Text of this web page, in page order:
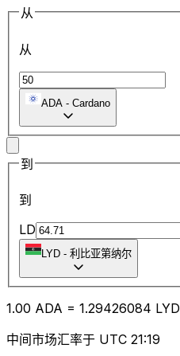
从
从
ADA - Cardano
到
到
LD
LYD - 利比亚第纳尔
1.00 ADA = 1.29426084 LYD
中间市场汇率于 UTC 21:19